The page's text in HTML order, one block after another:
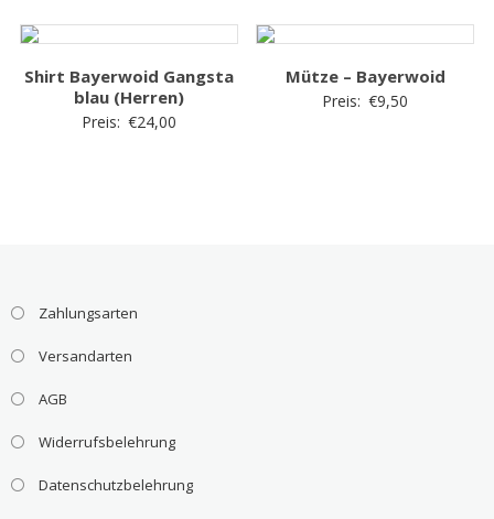
Shirt Bayerwoid Gangsta
blau (Herren)
Preis: €24,00
Mütze – Bayerwoid
Preis: €9,50
Zahlungsarten
Versandarten
AGB
Widerrufsbelehrung
Datenschutzbelehrung